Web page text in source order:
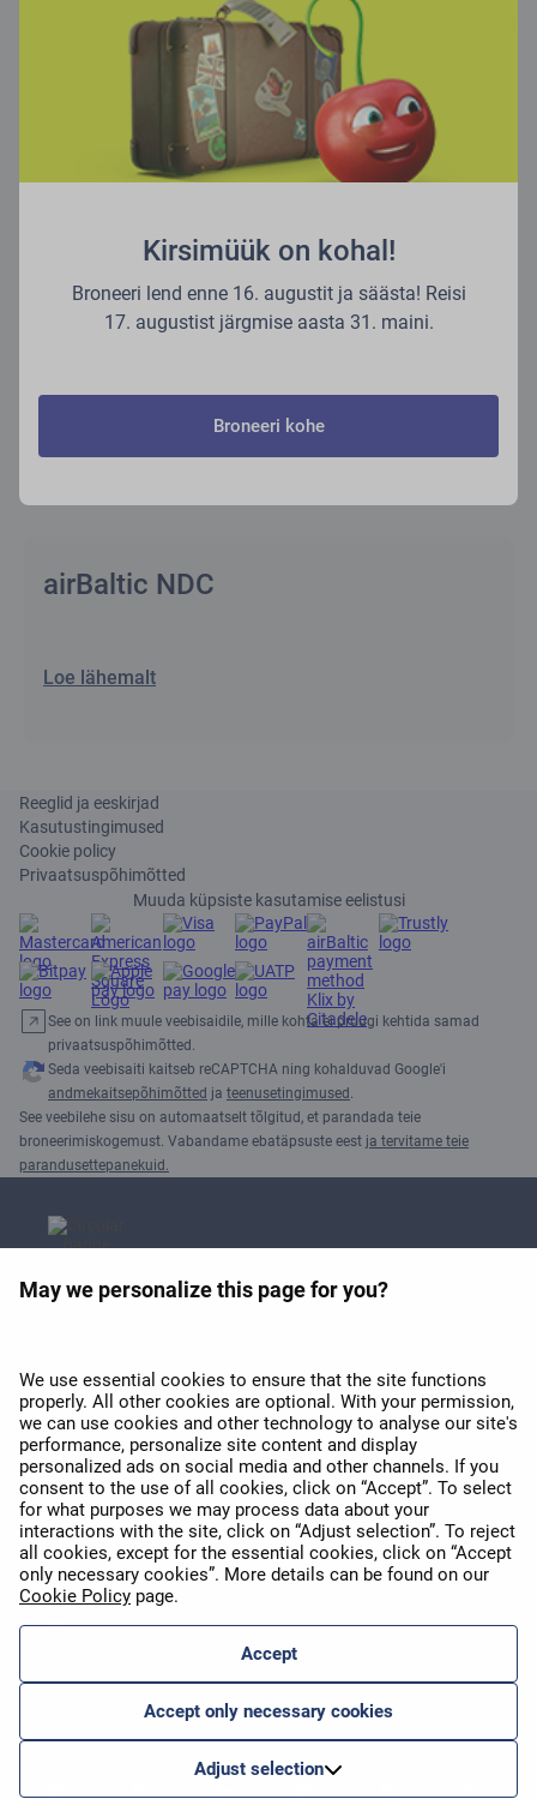
May we personalize this page for you?
We use essential cookies to ensure that the site functions
properly. All other cookies are optional. With your permission,
we can use cookies and other technology to analyse our site's
performance, personalize site content and display
personalized ads on social media and other channels. If you
consent to the use of all cookies, click on “Accept”. To select
for what purposes we may process data about your
interactions with the site, click on “Adjust selection”. To reject
all cookies, except for the essential cookies, click on “Accept
only necessary cookies”. More details can be found on our
Cookie Policy page.
Accept
Accept only necessary cookies
Adjust selection
Telli tšarterlend
Loe lähemalt
airBaltic suveniirid
airBaltic NDC
Loe lähemalt
Reeglid ja eeskirjad
Kasutustingimused
Cookie policy
Privaatsuspõhimõtted
Muuda küpsiste kasutamise eelistusi
See on link muule veebisaidile, mille kohta ei pruugi kehtida samad
privaatsuspõhimõtted.
Seda veebisaiti kaitseb reCAPTCHA ning kohalduvad Google'i
andmekaitsepõhimõtted ja teenusetingimused .
See veebilehe sisu on automaatselt tõlgitud, et parandada teie
broneerimiskogemust. Vabandame ebatäpsuste eest ja tervitame teie
parandusettepanekuid.
Wi-Fi auhind
APEX 2026 Five Star Major
Airline Award
2025. aasta Flyers' Choice
Kirsimüük on kohal!
Broneeri lend enne 16. augustit ja säästa! Reisi
17. augustist järgmise aasta 31. maini.
Broneeri kohe